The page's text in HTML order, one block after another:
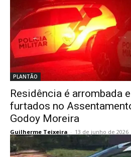
PLANTÃO
Residência é arrombada
furtados no
Godoy Moreira
Guilherme Teixeira - 13 de junho de 2026